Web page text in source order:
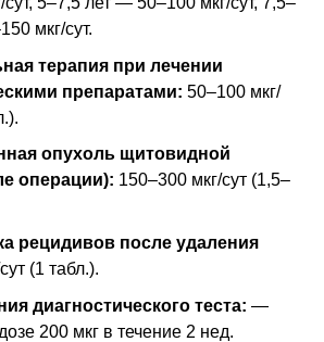
мкг/сут.
терапия при лечении
препаратами: 50–100 мкг/
опухоль щитовидной
операции): 150–300 мкг/сут (1,5–
рецидивов после удаления
(1 табл.).
диагностического теста: —
200 мкг в течение 2 нед.